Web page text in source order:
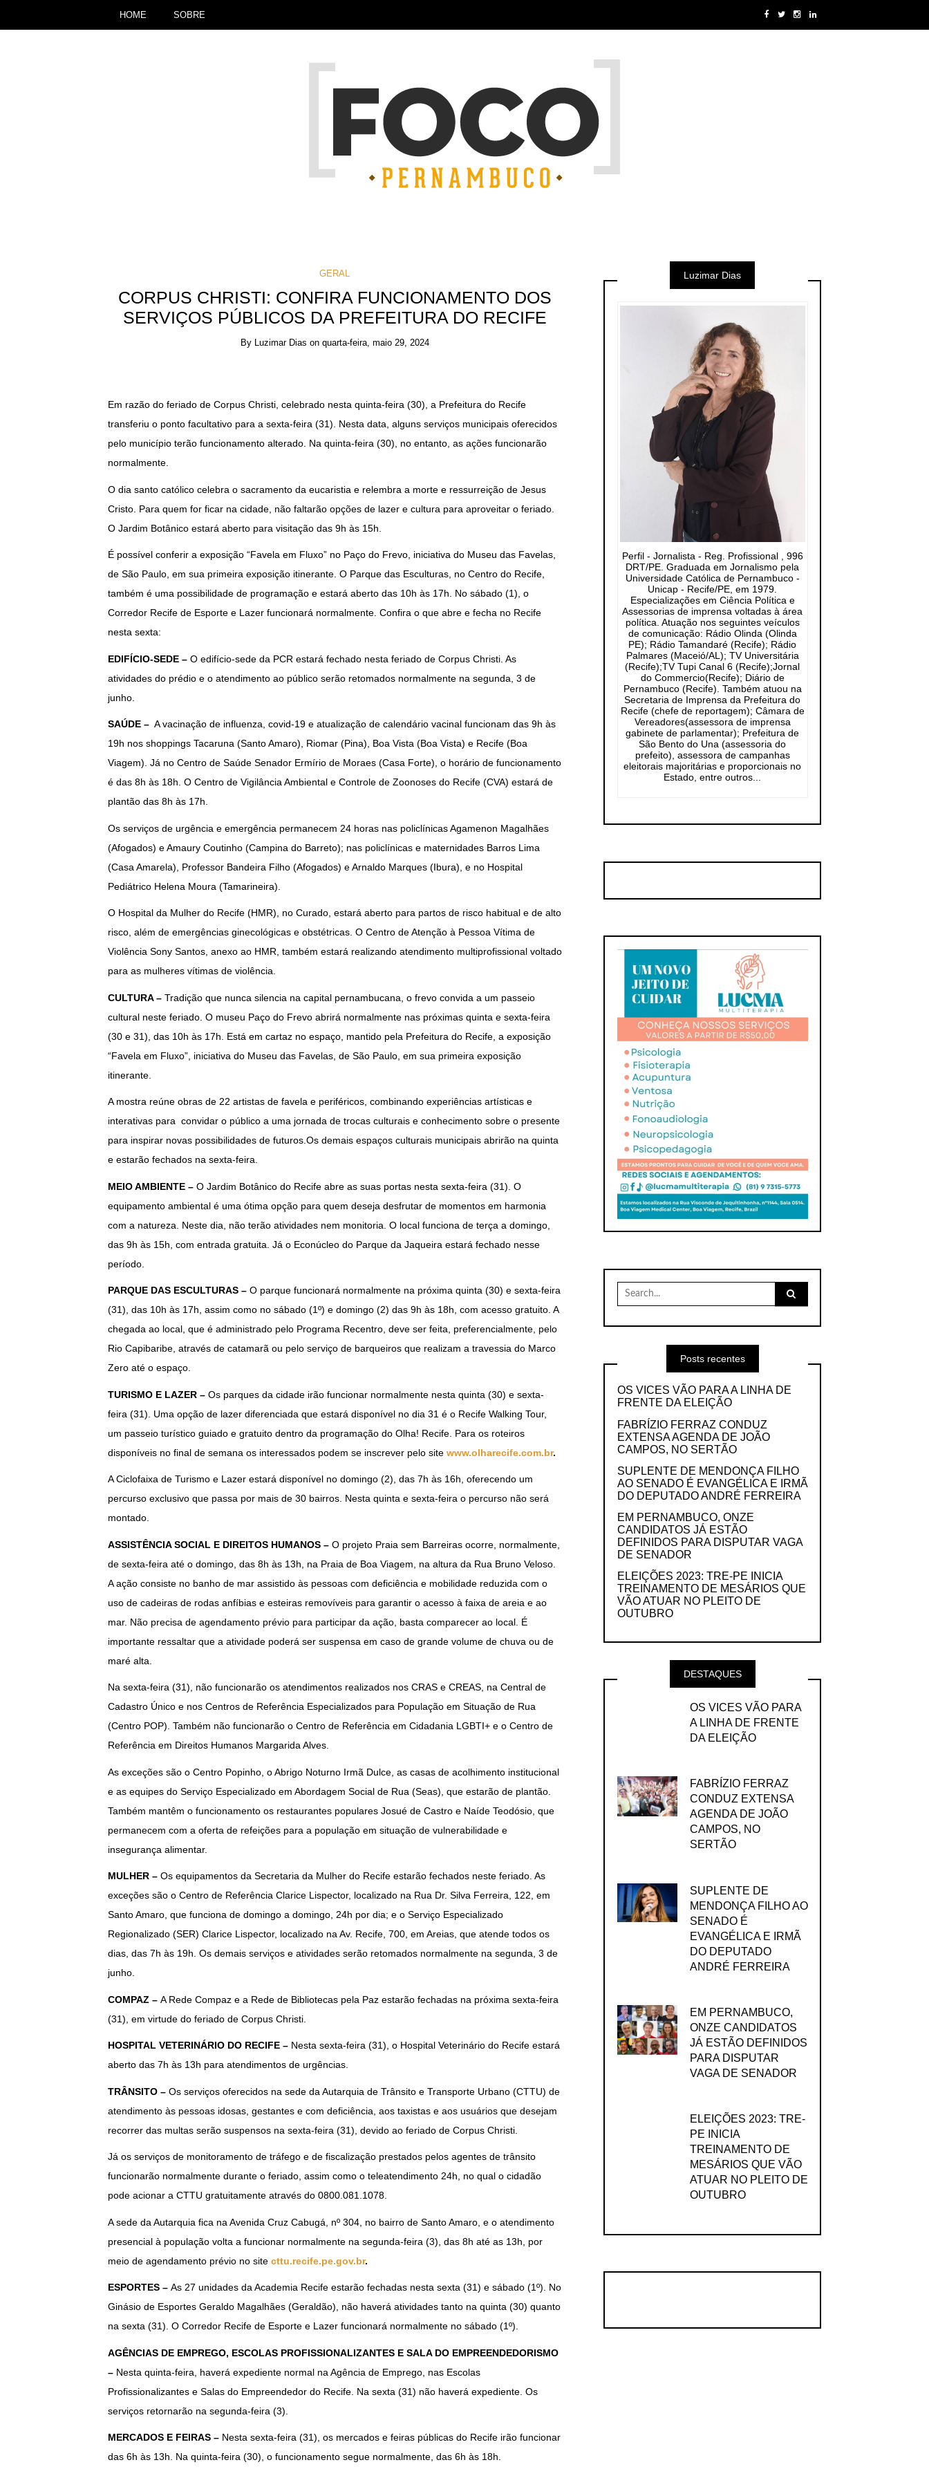
HOME SOBRE
GERAL
CORPUS CHRISTI: CONFIRA FUNCIONAMENTO DOS
SERVIÇOS PÚBLICOS DA PREFEITURA DO RECIFE
By Luzimar Dias on quarta-feira, maio 29, 2024
Em razão do feriado de Corpus Christi, celebrado nesta quinta-feira (30), a Prefeitura do Recife
transferiu o ponto facultativo para a sexta-feira (31). Nesta data, alguns serviços municipais oferecidos
pelo município terão funcionamento alterado. Na quinta-feira (30), no entanto, as ações funcionarão
normalmente.
O dia santo católico celebra o sacramento da eucaristia e relembra a morte e ressurreição de Jesus
Cristo. Para quem for ficar na cidade, não faltarão opções de lazer e cultura para aproveitar o feriado.
O Jardim Botânico estará aberto para visitação das 9h às 15h.
É possível conferir a exposição “Favela em Fluxo” no Paço do Frevo, iniciativa do Museu das Favelas,
de São Paulo, em sua primeira exposição itinerante. O Parque das Esculturas, no Centro do Recife,
também é uma possibilidade de programação e estará aberto das 10h às 17h. No sábado (1), o
Corredor Recife de Esporte e Lazer funcionará normalmente. Confira o que abre e fecha no Recife
nesta sexta:
EDIFÍCIO-SEDE –O edifício-sede da PCR estará fechado nesta feriado de Corpus Christi. As
atividades do prédio e o atendimento ao público serão retomados normalmente na segunda, 3 de
junho.
SAÚDE –A vacinação de influenza, covid-19 e atualização de calendário vacinal funcionam das 9h às
19h nos shoppings Tacaruna (Santo Amaro), Riomar (Pina), Boa Vista (Boa Vista) e Recife (Boa
Viagem). Já no Centro de Saúde Senador Ermírio de Moraes (Casa Forte), o horário de funcionamento
é das 8h às 18h. O Centro de Vigilância Ambiental e Controle de Zoonoses do Recife (CVA) estará de
plantão das 8h às 17h.
Os serviços de urgência e emergência permanecem 24 horas nas policlínicas Agamenon Magalhães
(Afogados) e Amaury Coutinho (Campina do Barreto); nas policlínicas e maternidades Barros Lima
(Casa Amarela), Professor Bandeira Filho (Afogados) e Arnaldo Marques (Ibura), e no Hospital
Pediátrico Helena Moura (Tamarineira).
O Hospital da Mulher do Recife (HMR), no Curado, estará aberto para partos de risco habitual e de alto
risco, além de emergências ginecológicas e obstétricas. O Centro de Atenção à Pessoa Vítima de
Violência Sony Santos, anexo ao HMR, também estará realizando atendimento multiprofissional voltado
para as mulheres vítimas de violência.
CULTURA –Tradição que nunca silencia na capital pernambucana, o frevo convida a um passeio
cultural neste feriado. O museu Paço do Frevo abrirá normalmente nas próximas quinta e sexta-feira
(30 e 31), das 10h às 17h. Está em cartaz no espaço, mantido pela Prefeitura do Recife, a exposição
“Favela em Fluxo”, iniciativa do Museu das Favelas, de São Paulo, em sua primeira exposição
itinerante.
A mostra reúne obras de 22 artistas de favela e periféricos, combinando experiências artísticas e
interativas para convidar o público a uma jornada de trocas culturais e conhecimento sobre o presente
para inspirar novas possibilidades de futuros.Os demais espaços culturais municipais abrirão na quinta
e estarão fechados na sexta-feira.
MEIO AMBIENTE –O Jardim Botânico do Recife abre as suas portas nesta sexta-feira (31). O
equipamento ambiental é uma ótima opção para quem deseja desfrutar de momentos em harmonia
com a natureza. Neste dia, não terão atividades nem monitoria. O local funciona de terça a domingo,
das 9h às 15h, com entrada gratuita. Já o Econúcleo do Parque da Jaqueira estará fechado nesse
período.
PARQUE DAS ESCULTURAS –O parque funcionará normalmente na próxima quinta (30) e sexta-feira
(31), das 10h às 17h, assim como no sábado (1º) e domingo (2) das 9h às 18h, com acesso gratuito. A
chegada ao local, que é administrado pelo Programa Recentro, deve ser feita, preferencialmente, pelo
Rio Capibaribe, através de catamarã ou pelo serviço de barqueiros que realizam a travessia do Marco
Zero até o espaço.
TURISMO E LAZER –Os parques da cidade irão funcionar normalmente nesta quinta (30) e sexta-
feira (31). Uma opção de lazer diferenciada que estará disponível no dia 31 é o Recife Walking Tour,
um passeio turístico guiado e gratuito dentro da programação do Olha! Recife. Para os roteiros
disponíveis no final de semana os interessados podem se inscrever pelo site www.olharecife.com.br.
A Ciclofaixa de Turismo e Lazer estará disponível no domingo (2), das 7h às 16h, oferecendo um
percurso exclusivo que passa por mais de 30 bairros. Nesta quinta e sexta-feira o percurso não será
montado.
ASSISTÊNCIA SOCIAL E DIREITOS HUMANOS –O projeto Praia sem Barreiras ocorre, normalmente,
de sexta-feira até o domingo, das 8h às 13h, na Praia de Boa Viagem, na altura da Rua Bruno Veloso.
A ação consiste no banho de mar assistido às pessoas com deficiência e mobilidade reduzida com o
uso de cadeiras de rodas anfíbias e esteiras removíveis para garantir o acesso à faixa de areia e ao
mar. Não precisa de agendamento prévio para participar da ação, basta comparecer ao local. É
importante ressaltar que a atividade poderá ser suspensa em caso de grande volume de chuva ou de
maré alta.
Na sexta-feira (31), não funcionarão os atendimentos realizados nos CRAS e CREAS, na Central de
Cadastro Único e nos Centros de Referência Especializados para População em Situação de Rua
(Centro POP). Também não funcionarão o Centro de Referência em Cidadania LGBTI+ e o Centro de
Referência em Direitos Humanos Margarida Alves.
As exceções são o Centro Popinho, o Abrigo Noturno Irmã Dulce, as casas de acolhimento institucional
e as equipes do Serviço Especializado em Abordagem Social de Rua (Seas), que estarão de plantão.
Também mantêm o funcionamento os restaurantes populares Josué de Castro e Naíde Teodósio, que
permanecem com a oferta de refeições para a população em situação de vulnerabilidade e
insegurança alimentar.
MULHER –Os equipamentos da Secretaria da Mulher do Recife estarão fechados neste feriado. As
exceções são o Centro de Referência Clarice Lispector, localizado na Rua Dr. Silva Ferreira, 122, em
Santo Amaro, que funciona de domingo a domingo, 24h por dia; e o Serviço Especializado
Regionalizado (SER) Clarice Lispector, localizado na Av. Recife, 700, em Areias, que atende todos os
dias, das 7h às 19h. Os demais serviços e atividades serão retomados normalmente na segunda, 3 de
junho.
COMPAZ –A Rede Compaz e a Rede de Bibliotecas pela Paz estarão fechadas na próxima sexta-feira
(31), em virtude do feriado de Corpus Christi.
HOSPITAL VETERINÁRIO DO RECIFE –Nesta sexta-feira (31), o Hospital Veterinário do Recife estará
aberto das 7h às 13h para atendimentos de urgências.
TRÂNSITO –Os serviços oferecidos na sede da Autarquia de Trânsito e Transporte Urbano (CTTU) de
atendimento às pessoas idosas, gestantes e com deficiência, aos taxistas e aos usuários que desejam
recorrer das multas serão suspensos na sexta-feira (31), devido ao feriado de Corpus Christi.
Já os serviços de monitoramento de tráfego e de fiscalização prestados pelos agentes de trânsito
funcionarão normalmente durante o feriado, assim como o teleatendimento 24h, no qual o cidadão
pode acionar a CTTU gratuitamente através do 0800.081.1078.
A sede da Autarquia fica na Avenida Cruz Cabugá, nº 304, no bairro de Santo Amaro, e o atendimento
presencial à população volta a funcionar normalmente na segunda-feira (3), das 8h até as 13h, por
meio de agendamento prévio no site cttu.recife.pe.gov.br.
ESPORTES –As 27 unidades da Academia Recife estarão fechadas nesta sexta (31) e sábado (1º). No
Ginásio de Esportes Geraldo Magalhães (Geraldão), não haverá atividades tanto na quinta (30) quanto
na sexta (31). O Corredor Recife de Esporte e Lazer funcionará normalmente no sábado (1º).
AGÊNCIAS DE EMPREGO, ESCOLAS PROFISSIONALIZANTES E SALA DO EMPREENDEDORISMO
–Nesta quinta-feira, haverá expediente normal na Agência de Emprego, nas Escolas
Profissionalizantes e Salas do Empreendedor do Recife. Na sexta (31) não haverá expediente. Os
serviços retornarão na segunda-feira (3).
MERCADOS E FEIRAS –Nesta sexta-feira (31), os mercados e feiras públicas do Recife irão funcionar
das 6h às 13h. Na quinta-feira (30), o funcionamento segue normalmente, das 6h às 18h.
Luzimar Dias
Perfil - Jornalista - Reg. Profissional , 996
DRT/PE. Graduada em Jornalismo pela
Universidade Católica de Pernambuco -
Unicap - Recife/PE, em 1979.
Especializações em Ciência Política e
Assessorias de imprensa voltadas à área
política. Atuação nos seguintes veículos
de comunicação: Rádio Olinda (Olinda
PE); Rádio Tamandaré (Recife); Rádio
Palmares (Maceió/AL); TV Universitária
(Recife);TV Tupi Canal 6 (Recife);Jornal
do Commercio(Recife); Diário de
Pernambuco (Recife). Também atuou na
Secretaria de Imprensa da Prefeitura do
Recife (chefe de reportagem); Câmara de
Vereadores(assessora de imprensa
gabinete de parlamentar); Prefeitura de
São Bento do Una (assessoria do
prefeito), assessora de campanhas
eleitorais majoritárias e proporcionais no
Estado, entre outros...
Search
for:
Posts recentes
OS VICES VÃO PARA A LINHA DE
FRENTE DA ELEIÇÃO
FABRÍZIO FERRAZ CONDUZ
EXTENSA AGENDA DE JOÃO
CAMPOS, NO SERTÃO
SUPLENTE DE MENDONÇA FILHO
AO SENADO É EVANGÉLICA E IRMÃ
DO DEPUTADO ANDRÉ FERREIRA
EM PERNAMBUCO, ONZE
CANDIDATOS JÁ ESTÃO
DEFINIDOS PARA DISPUTAR VAGA
DE SENADOR
ELEIÇÕES 2023: TRE-PE INICIA
TREINAMENTO DE MESÁRIOS QUE
VÃO ATUAR NO PLEITO DE
OUTUBRO
DESTAQUES
OS VICES VÃO PARA
A LINHA DE FRENTE
DA ELEIÇÃO
FABRÍZIO FERRAZ
CONDUZ EXTENSA
AGENDA DE JOÃO
CAMPOS, NO
SERTÃO
SUPLENTE DE
MENDONÇA FILHO AO
SENADO É
EVANGÉLICA E IRMÃ
DO DEPUTADO
ANDRÉ FERREIRA
EM PERNAMBUCO,
ONZE CANDIDATOS
JÁ ESTÃO DEFINIDOS
PARA DISPUTAR
VAGA DE SENADOR
ELEIÇÕES 2023: TRE-
PE INICIA
TREINAMENTO DE
MESÁRIOS QUE VÃO
ATUAR NO PLEITO DE
OUTUBRO